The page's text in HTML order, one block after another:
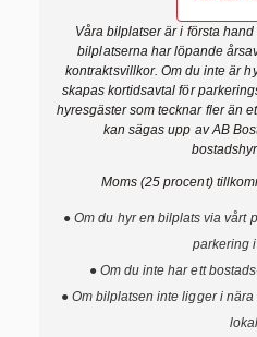
Våra bilplatser är i första
bilplatserna har löpande
kontraktsvillkor. Om du inte är
skapas kortidsavtal för
hyresgäster som tecknar fler än
kan sägas upp av AB
Moms (25 procent)
● Om du hyr en bilplats via vårt
parkering
● Om du inte har ett
● Om bilplatsen inte ligger i